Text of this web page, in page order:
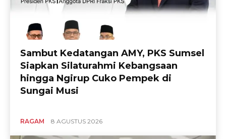
Sambut Kedatangan AMY, PKS Sumsel
Siapkan Silaturahmi Kebangsaan
hingga Ngirup Cuko Pempek di
Sungai Musi
RAGAM 8 AGUSTUS 2026